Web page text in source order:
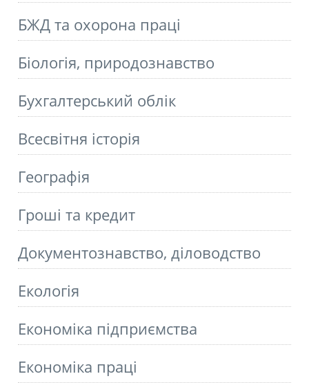
БЖД та охорона праці
Біологія, природознавство
Бухгалтерський облік
Всесвітня історія
Географія
Гроші та кредит
Документознавство, діловодство
Екологія
Економіка підприємства
Економіка праці